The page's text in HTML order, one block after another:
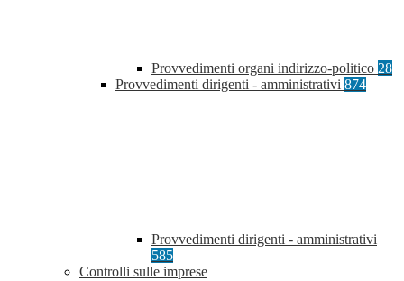
Provvedimenti organi indirizzo-politico 28
Provvedimenti dirigenti - amministrativi 874
Provvedimenti dirigenti - amministrativi
585
Controlli sulle imprese